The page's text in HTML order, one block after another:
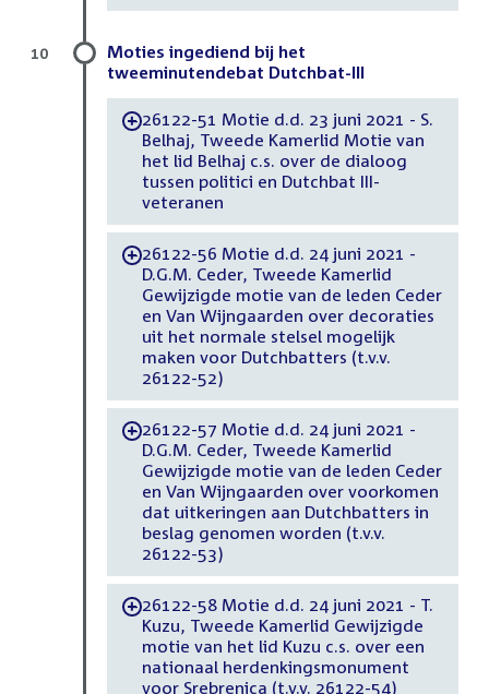
Moties ingediend bij het
tweeminutendebat Dutchbat-III
-26122-51 Motie d.d. 23 juni 2021 - S.
Belhaj, Tweede Kamerlid Motie van
het lid Belhaj c.s. over de dialoog
tussen politici en Dutchbat III-
veteranen
-26122-56 Motie d.d. 24 juni 2021 -
D.G.M. Ceder, Tweede Kamerlid
Gewijzigde motie van de leden Ceder
en Van Wijngaarden over decoraties
uit het normale stelsel mogelijk
maken voor Dutchbatters (t.v.v.
26122-52)
-26122-57 Motie d.d. 24 juni 2021 -
D.G.M. Ceder, Tweede Kamerlid
Gewijzigde motie van de leden Ceder
en Van Wijngaarden over voorkomen
dat uitkeringen aan Dutchbatters in
beslag genomen worden (t.v.v.
26122-53)
-26122-58 Motie d.d. 24 juni 2021 - T.
Kuzu, Tweede Kamerlid Gewijzigde
motie van het lid Kuzu c.s. over een
nationaal herdenkingsmonument
voor Srebrenica (t.v.v. 26122-54)
10